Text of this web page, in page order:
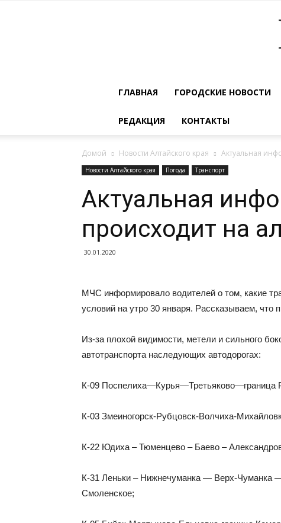
ГЛАВНАЯ ГОРОДСКИЕ НОВОСТИ
РЕДАКЦИЯ КОНТАКТЫ
Домой Новости Алтайского края Актуальная
Новости Алтайского края Погода Транспорт
Актуальная
происходит на
30.01.2020
МЧС информировало водителей о том, какие
условий на утро 30 января. Рассказываем, что
Из-за плохой видимости, метели и сильного
автотранспорта наследующих автодорогах:
К-09 Поспелиха—Курья—Третьяково—граница
К-03 Змеиногорск-Рубцовск-Волчиха-
К-22 Юдиха – Тюменцево – Баево –
К-31 Леньки – Нижнечуманка — Верх-Чуманка
Смоленское;